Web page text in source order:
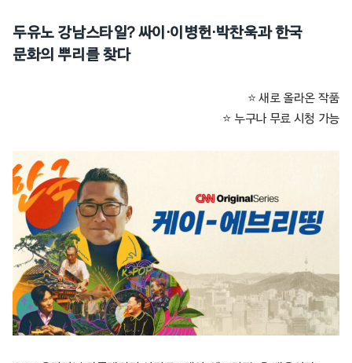
두유노 강남스타일? 싸이·이병헌·박찬욱과 한국
문화의 뿌리를 찾다
⭐ 새로 올라온 작품
⭐ 누구나 무료 시청 가능